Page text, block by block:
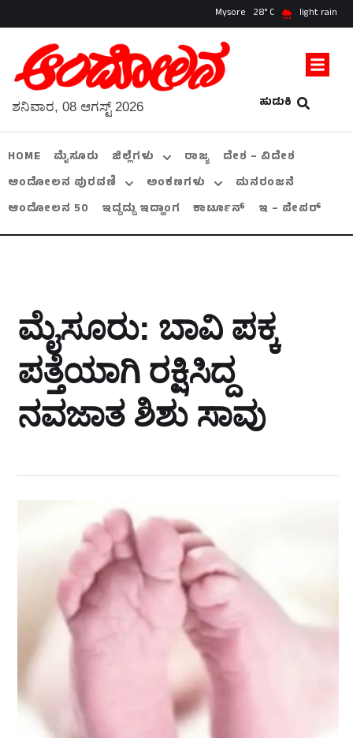
Mysore 28 light rain
ಹುಡುಕಿ
ಶನಿವಾರ, 08 ಆಗಸ್ಟ್ 2026
HOME ಮೈಸೂರು ಜಿಲ್ಲೆಗಳು ರಾಜ್ಯ
ದೇಶ – ವಿದೇಶ
ಆಂದೋಲನ ಪುರವಣಿ
ಅಂಕಣಗಳು
ಮನರಂಜನೆ
ಆಂದೋಲನ 50
ಇದ್ದದ್ದು ಇದ್ಹಾಂಗ ಕಾರ್ಟೂನ್ ಇ – ಪೇಪರ್
ಮೈಸೂರು: ಬಾವಿ ಪಕ್ಕ
ಪತ್ತೆಯಾಗಿ ರಕ್ಷಿಸಿದ್ದ
ನವಜಾತ ಶಿಶು ಸಾವು